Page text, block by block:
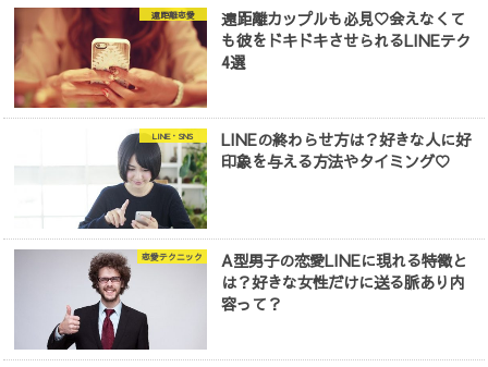
遠距離恋愛
遠距離カップルも必見♡会えなくて
も彼をドキドキさせられるLINEテク
4選
LINE・SNS
LINEの終わらせ方は？好きな人に好
印象を与える方法やタイミング♡
恋愛テクニック
A型男子の恋愛LINEに現れる特徴と
は？好きな女性だけに送る脈あり内
容って？